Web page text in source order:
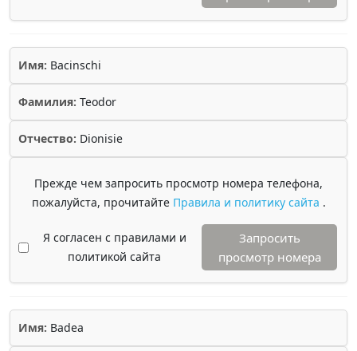
Имя: Bacinschi
Фамилия: Teodor
Отчество: Dionisie
Прежде чем запросить просмотр номера телефона,
пожалуйста, прочитайте Правила и политику сайта .
Я согласен с правилами и
политикой сайта
Запросить
просмотр номера
Имя: Badea